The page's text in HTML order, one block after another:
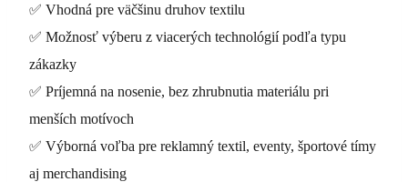
✅ Vhodná pre väčšinu druhov textilu
✅ Možnosť výberu z viacerých technológií podľa typu
zákazky
✅ Príjemná na nosenie, bez zhrubnutia materiálu pri
menších motívoch
✅ Výborná voľba pre reklamný textil, eventy, športové tímy
aj merchandising